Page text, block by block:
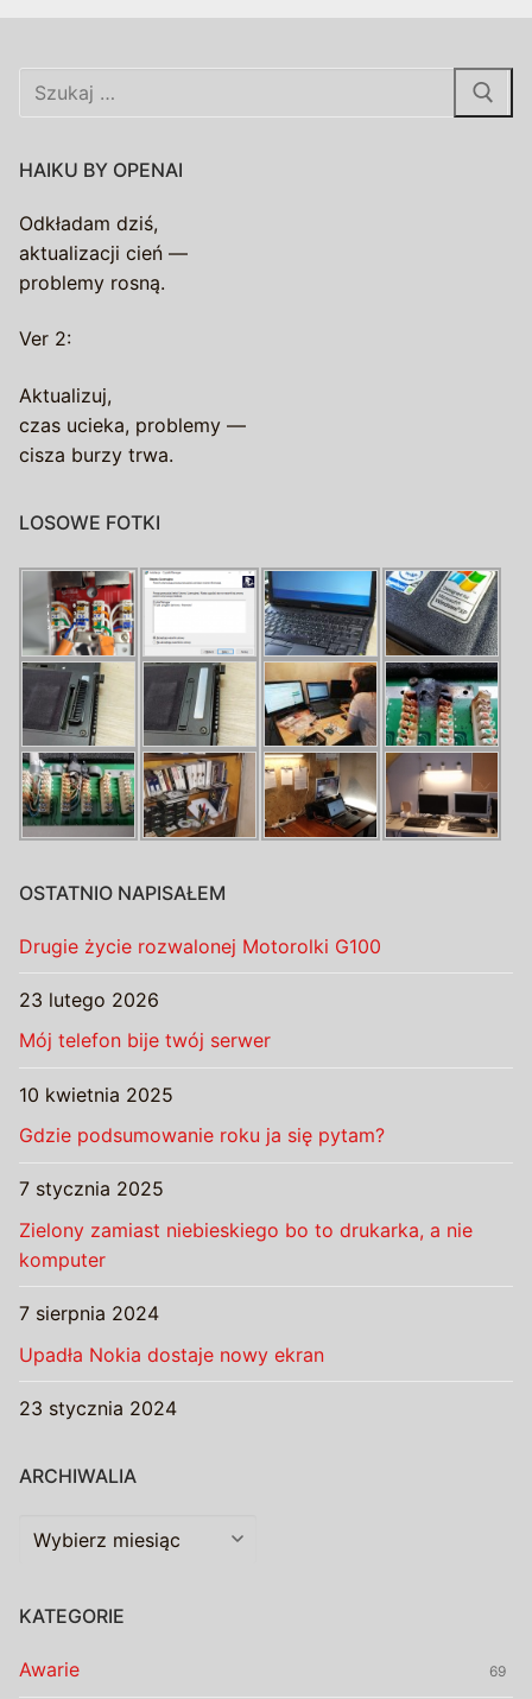
Szukaj:
HAIKU BY OPENAI
Odkładam dziś,
aktualizacji cień —
problemy rosną.
Ver 2:
Aktualizuj,
czas ucieka, problemy —
cisza burzy trwa.
LOSOWE FOTKI
OSTATNIO NAPISAŁEM
Drugie życie rozwalonej Motorolki G100
23 lutego 2026
Mój telefon bije twój serwer
10 kwietnia 2025
Gdzie podsumowanie roku ja się pytam?
7 stycznia 2025
Zielony zamiast niebieskiego bo to drukarka, a nie
komputer
7 sierpnia 2024
Upadła Nokia dostaje nowy ekran
23 stycznia 2024
ARCHIWALIA
Archiwalia
KATEGORIE
Awarie 69